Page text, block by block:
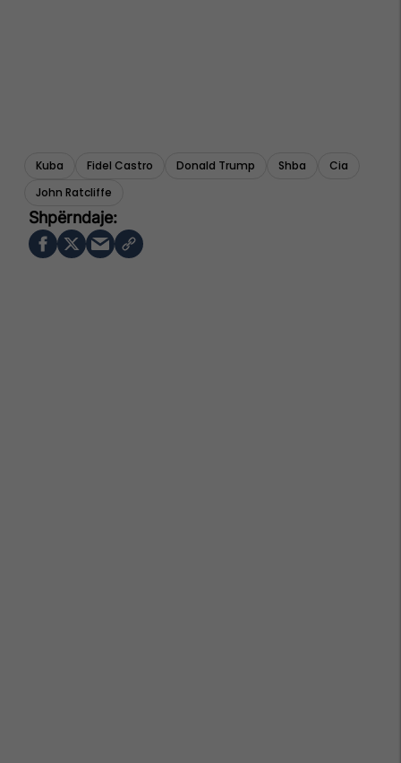
Kuba Fidel Castro Donald Trump Shba
Cia
John Ratcliffe